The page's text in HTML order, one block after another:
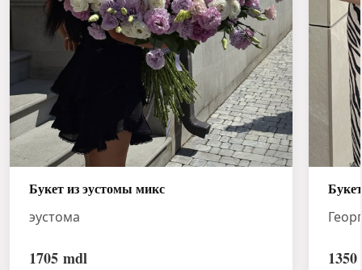
Букет из эустомы микс
эустома
1705 mdl 1350